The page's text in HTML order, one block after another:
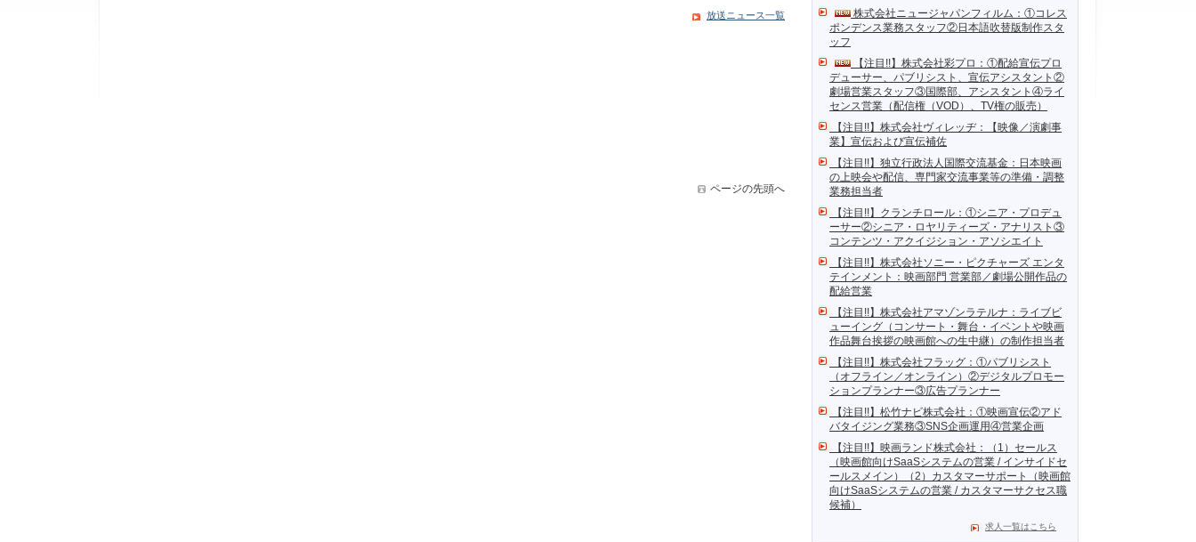
株式会社ニュージャパンフィルム：①コレス
ポンデンス業務スタッフ②日本語吹替版制作スタ
ッフ
【注目!!】株式会社彩プロ：①配給宣伝プロ
デューサー、パブリシスト、宣伝アシスタント②
劇場営業スタッフ③国際部、アシスタント④ライ
センス営業（配信権（VOD）、TV権の販売）
【注目!!】株式会社ヴィレッヂ：【映像／演劇事
業】宣伝および宣伝補佐
【注目!!】独立行政法人国際交流基金：日本映画
の上映会や配信、専門家交流事業等の準備・調整
業務担当者
【注目!!】クランチロール：①シニア・プロデュ
ーサー②シニア・ロヤリティーズ・アナリスト③
コンテンツ・アクイジション・アソシエイト
【注目!!】株式会社ソニー・ピクチャーズ エンタ
テインメント：映画部門 営業部／劇場公開作品の
配給営業
【注目!!】株式会社アマゾンラテルナ：ライブビ
ューイング（コンサート・舞台・イベントや映画
作品舞台挨拶の映画館への生中継）の制作担当者
【注目!!】株式会社フラッグ：①パブリシスト
（オフライン／オンライン）②デジタルプロモー
ションプランナー③広告プランナー
【注目!!】松竹ナビ株式会社：①映画宣伝②アド
バタイジング業務③SNS企画運用④営業企画
【注目!!】映画ランド株式会社：（1）セールス
（映画館向けSaaSシステムの営業 / インサイドセ
ールスメイン）（2）カスタマーサポート（映画館
向けSaaSシステムの営業 / カスタマーサクセス職
候補）
求人一覧はこちら
放送ニュース一覧
ページの先頭へ